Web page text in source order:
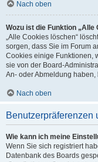
Nach oben
Wozu ist die Funktion „Alle
„Alle Cookies löschen“
sorgen, dass Sie im Forum
Cookies einige Funktionen,
sie von der Board-
An- oder Abmeldung
Nach oben
Benutzerpräferenzen
Wie kann ich meine
Wenn Sie sich registriert
Datenbank des Boards